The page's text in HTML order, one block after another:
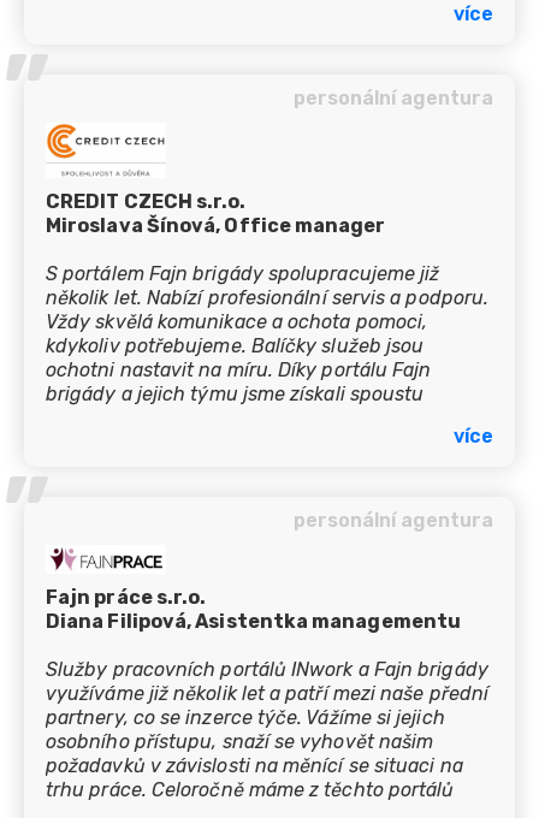
budoucí rozvoj společnosti. Velmi oceňuji přístup
a postoj v době, kdy každá společnost
potřebovala pomocnou ruku a právě tito lidé
nám ji nejen v dobrých, ale i zlých časech
podávají s úsměvem a pokorou. Moc děkuji a
přeji vše dobré do budoucna :-)
více
’’ personální agentura
CREDIT CZECH s.r.o.
Miroslava Šínová, Office manager
S portálem Fajn brigády spolupracujeme již
několik let. Nabízí profesionální servis a podporu.
Vždy skvělá komunikace a ochota pomoci,
kdykoliv potřebujeme. Balíčky služeb jsou
ochotni nastavit na míru. Díky portálu Fajn
brigády a jejich týmu jsme získali spoustu
více
’’ personální agentura
Fajn práce s.r.o.
Diana Filipová, Asistentka managementu
Služby pracovních portálů INwork a Fajn brigády
využíváme již několik let a patří mezi naše přední
partnery, co se inzerce týče. Vážíme si jejich
osobního přístupu, snaží se vyhovět našim
požadavků v závislosti na měnící se situaci na
trhu práce. Celoročně máme z těchto portálů